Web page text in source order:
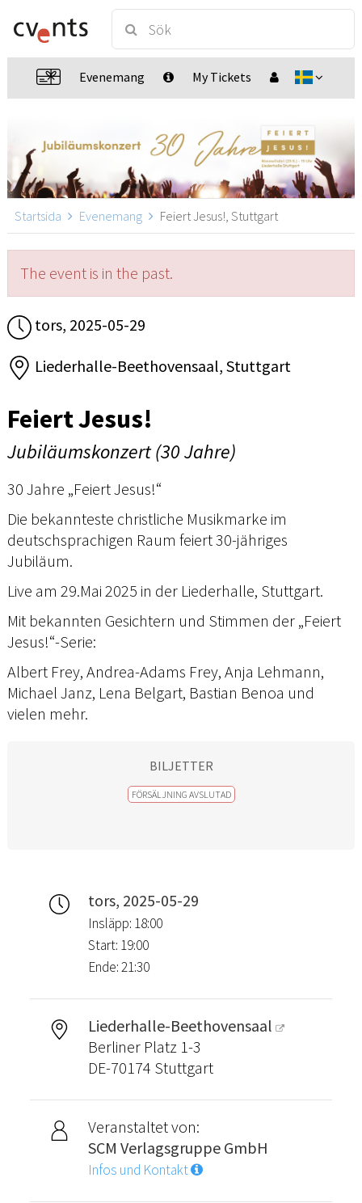
Evenemang My Tickets
Startsida Evenemang Feiert Jesus!, Stuttgart
The event is in the past.
tors, 2025-05-29
Liederhalle-Beethovensaal, Stuttgart
Feiert Jesus!
Jubiläumskonzert (30 Jahre)
30 Jahre „Feiert Jesus!“
Die bekannteste christliche Musikmarke im
deutschsprachigen Raum feiert 30-jähriges
Jubiläum.
Live am 29.Mai 2025 in der Liederhalle, Stuttgart.
Mit bekannten Gesichtern und Stimmen der „Feiert
Jesus!“-Serie:
Albert Frey, Andrea-Adams Frey, Anja Lehmann,
Michael Janz, Lena Belgart, Bastian Benoa und
vielen mehr.
BILJETTER
FÖRSÄLJNING AVSLUTAD
tors, 2025-05-29
Insläpp: 18:00
Start: 19:00
Ende: 21:30
Liederhalle-Beethovensaal
Berliner Platz 1-3
DE-70174 Stuttgart
Veranstaltet von:
SCM Verlagsgruppe GmbH
Infos und Kontakt